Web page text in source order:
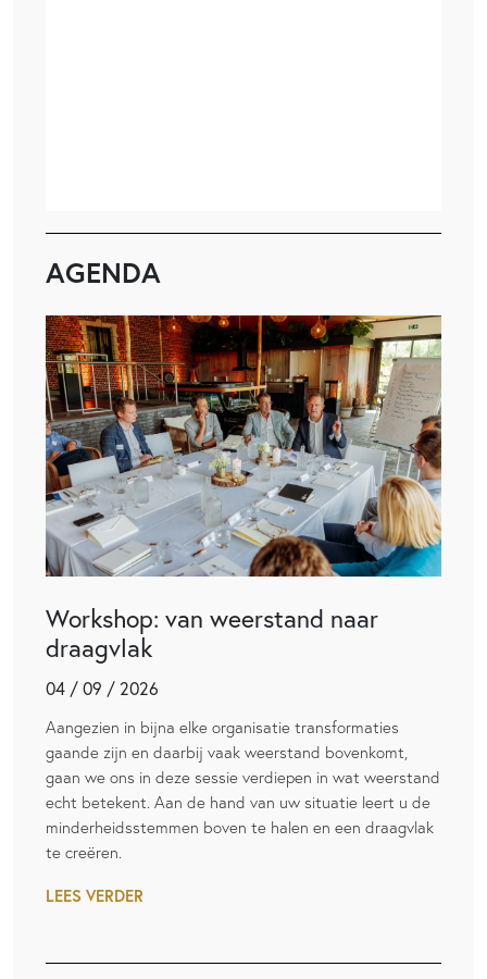
AGENDA
Workshop: van weerstand naar
draagvlak
04 / 09 / 2026
Aangezien in bijna elke organisatie transformaties
gaande zijn en daarbij vaak weerstand bovenkomt,
gaan we ons in deze sessie verdiepen in wat weerstand
echt betekent. Aan de hand van uw situatie leert u de
minderheidsstemmen boven te halen en een draagvlak
te creëren.
LEES VERDER